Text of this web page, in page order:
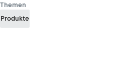
Themen
Produkte